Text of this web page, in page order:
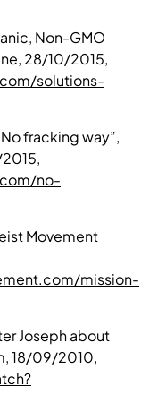
Non-GMO
28/10/2015,
solutions-
fracking way”,
no-
Movement
mission-
Joseph about
18/09/2010,